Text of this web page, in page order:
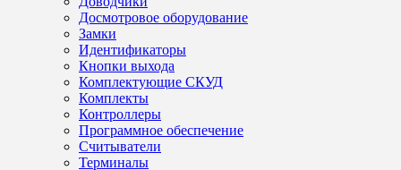
Досмотровое оборудование
Замки
Идентификаторы
Кнопки выхода
Комплектующие СКУД
Комплекты
Контроллеры
Программное обеспечение
Считыватели
Терминалы